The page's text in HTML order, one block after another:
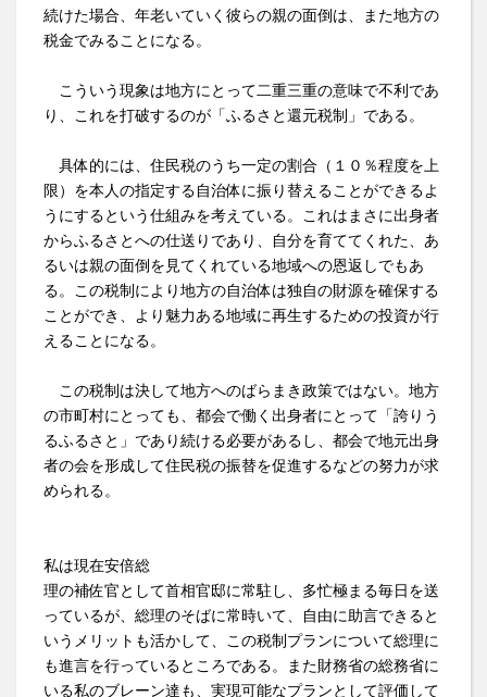
続けた場合、年老いていく彼らの親の面倒は、また地方の
税金でみることになる。
こういう現象は地方にとって二重三重の意味で不利であ
り、これを打破するのが「ふるさと還元税制」である。
具体的には、住民税のうち一定の割合（１０％程度を上
限）を本人の指定する自治体に振り替えることができるよ
うにするという仕組みを考えている。これはまさに出身者
からふるさとへの仕送りであり、自分を育ててくれた、あ
るいは親の面倒を見てくれている地域への恩返しでもあ
る。この税制により地方の自治体は独自の財源を確保する
ことができ、より魅力ある地域に再生するための投資が行
えることになる。
この税制は決して地方へのばらまき政策ではない。地方
の市町村にとっても、都会で働く出身者にとって「誇りう
るふるさと」であり続ける必要があるし、都会で地元出身
者の会を形成して住民税の振替を促進するなどの努力が求
められる。
私は現在安倍総
理の補佐官として首相官邸に常駐し、多忙極まる毎日を送
っているが、総理のそばに常時いて、自由に助言できると
いうメリットも活かして、この税制プランについて総理に
も進言を行っているところである。また財務省の総務省に
いる私のブレーン達も、実現可能なプランとして評価して